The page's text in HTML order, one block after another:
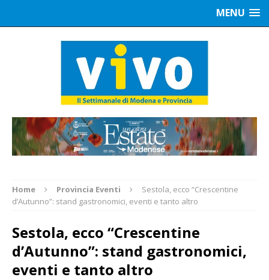
MENU
Home Provincia Eventi
Sestola, ecco “Crescentine
d’Autunno”: stand gastronomici, eventi e tanto altro
Sestola, ecco “Crescentine
d’Autunno”: stand gastronomici,
eventi e tanto altro